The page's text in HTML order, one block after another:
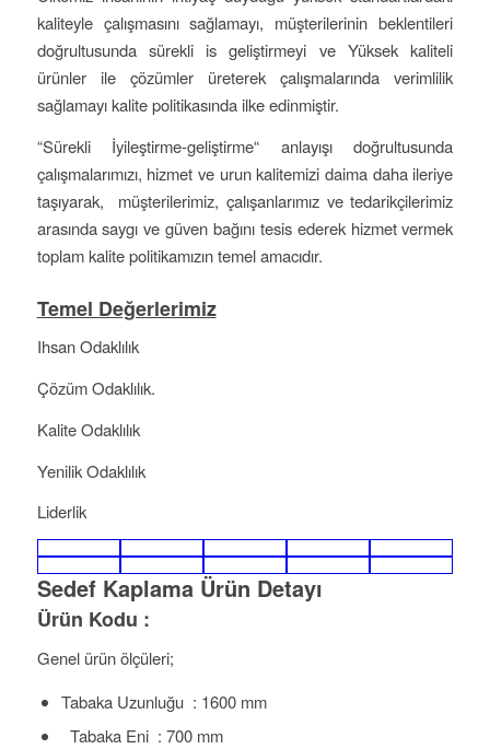
kaliteyle çalışmasını sağlamayı, müşterilerinin beklentileri
doğrultusunda sürekli is geliştirmeyi ve Yüksek kaliteli
ürünler ile çözümler üreterek çalışmalarında verimlilik
sağlamayı kalite politikasında ilke edinmiştir.
“Sürekli İyileştirme-geliştirme“ anlayışı doğrultusunda
çalışmalarımızı, hizmet ve urun kalitemizi daima daha ileriye
taşıyarak, müşterilerimiz, çalışanlarımız ve tedarikçilerimiz
arasında saygı ve güven bağını tesis ederek hizmet vermek
toplam kalite politikamızın temel amacıdır.
Temel Değerlerimiz
Ihsan Odaklılık
Çözüm Odaklılık.
Kalite Odaklılık
Yenilik Odaklılık
Liderlik
Sedef Kaplama Ürün Detayı
Ürün Kodu :
Genel ürün ölçüleri;
Tabaka Uzunluğu : 1600 mm
Tabaka Eni : 700 mm